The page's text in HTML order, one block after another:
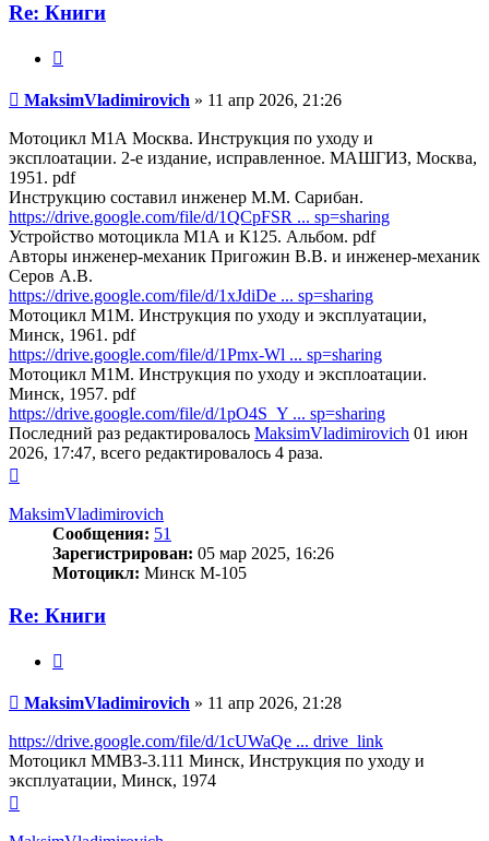
Re: Книги
Сообщение
MaksimVladimirovich » 11 апр 2026, 21:26
Мотоцикл М1А Москва. Инструкция по уходу и
эксплоатации. 2-е издание, исправленное. МАШГИЗ, Москва,
1951. pdf
Инструкцию составил инженер М.М. Сарибан.
https://drive.google.com/file/d/1QCpFSR ... sp=sharing
Устройство мотоцикла М1А и К125. Альбом. pdf
Авторы инженер-механик Пригожин В.В. и инженер-механик
Серов А.В.
https://drive.google.com/file/d/1xJdiDe ... sp=sharing
Мотоцикл М1М. Инструкция по уходу и эксплуатации,
Минск, 1961. pdf
https://drive.google.com/file/d/1Pmx-Wl ... sp=sharing
Мотоцикл М1М. Инструкция по уходу и эксплоатации.
Минск, 1957. pdf
https://drive.google.com/file/d/1pO4S_Y ... sp=sharing
Последний раз редактировалось MaksimVladimirovich 01 июн
2026, 17:47, всего редактировалось 4 раза.
началу
MaksimVladimirovich
Сообщения: 51
Зарегистрирован: 05 мар 2025, 16:26
Мотоцикл: Минск М-105
Re: Книги
Сообщение
MaksimVladimirovich » 11 апр 2026, 21:28
https://drive.google.com/file/d/1cUWaQe ... drive_link
Мотоцикл ММВЗ-3.111 Минск, Инструкция по уходу и
эксплуатации, Минск, 1974